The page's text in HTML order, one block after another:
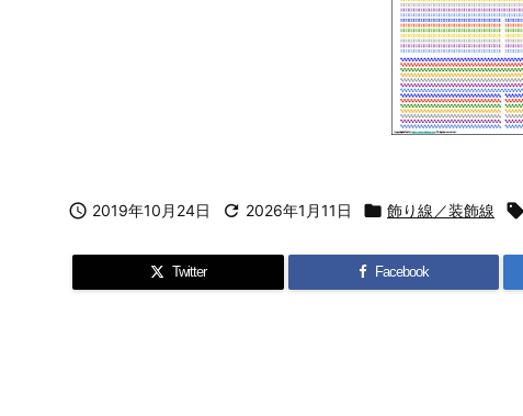
 2019年10月24日  2026年1月11日  飾り線／装飾線 
Twitter Facebook